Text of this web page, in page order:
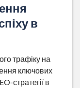
в
трафіку на
ключових
стратегії в